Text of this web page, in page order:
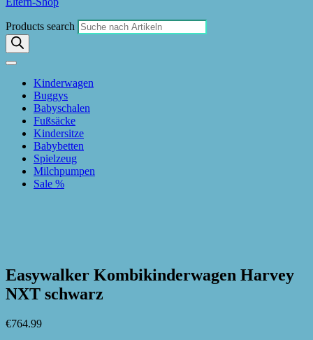
Products search
Kinderwagen
Buggys
Babyschalen
Fußsäcke
Kindersitze
Babybetten
Spielzeug
Milchpumpen
Sale %
Easywalker Kombikinderwagen Harvey
NXT schwarz
€764.99